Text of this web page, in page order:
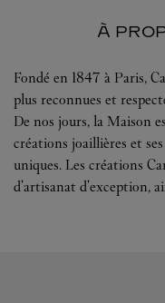
À
Fondé en 1847 à Paris,
plus reconnues et
De nos jours, la Maison
créations joaillières et
uniques. Les créations
d'artisanat d'exception,